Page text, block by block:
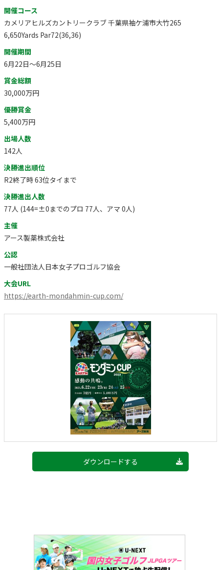
開催コース
カメリアヒルズカントリークラブ 千葉県袖ケ浦市大竹265
6,650Yards Par72(36,36)
開催期間
6月22日～6月25日
賞金総額
30,000万円
優勝賞金
5,400万円
出場人数
142人
決勝進出順位
R2終了時 63位タイまで
決勝進出人数
77人 (144=±0までのプロ 77人、アマ 0人)
主催
アース製薬株式会社
公認
一般社団法人日本女子プロゴルフ協会
大会URL
https://earth-mondahmin-cup.com/
ダウンロードする